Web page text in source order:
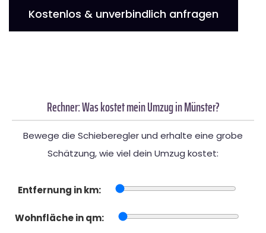
Kostenlos & unverbindlich anfragen
Rechner: Was kostet mein Umzug in Münster?
Bewege die Schieberegler und erhalte eine grobe
Schätzung, wie viel dein Umzug kostet:
Entfernung in km:
Wohnfläche in qm: